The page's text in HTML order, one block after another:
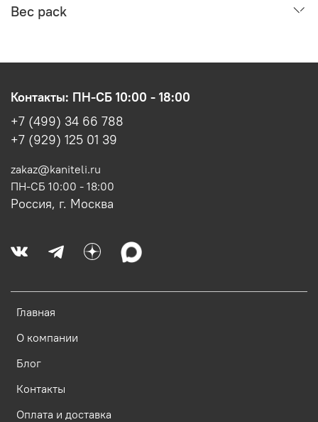
Вес pack
Главная
О компании
Блог
Контакты
Оплата и доставка
Контакты: ПН-СБ 10:00 - 18:00
+7 (499) 34 66 788
+7 (929) 125 01 39
zakaz@kaniteli.ru
ПН-СБ 10:00 - 18:00
Россия, г. Москва